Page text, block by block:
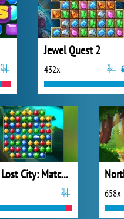
Jewel Quest 2
432x
The Lost City: Match 3
658x